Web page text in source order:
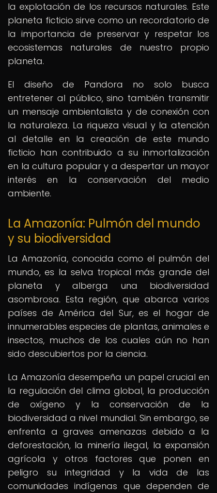
la explotación de los recursos naturales. Este
planeta ficticio sirve como un recordatorio de
la importancia de preservar y respetar los
ecosistemas naturales de nuestro propio
planeta.
El diseño de Pandora no solo busca
entretener al público, sino también transmitir
un mensaje ambientalista y de conexión con
la naturaleza. La riqueza visual y la atención
al detalle en la creación de este mundo
ficticio han contribuido a su inmortalización
en la cultura popular y a despertar un mayor
interés en la conservación del medio
ambiente.
La Amazonía: Pulmón del mundo
y su biodiversidad
La Amazonía, conocida como el pulmón del
mundo, es la selva tropical más grande del
planeta y alberga una biodiversidad
asombrosa. Esta región, que abarca varios
países de América del Sur, es el hogar de
innumerables especies de plantas, animales e
insectos, muchos de los cuales aún no han
sido descubiertos por la ciencia.
La Amazonía desempeña un papel crucial en
la regulación del clima global, la producción
de oxígeno y la conservación de la
biodiversidad a nivel mundial. Sin embargo, se
enfrenta a graves amenazas debido a la
deforestación, la minería ilegal, la expansión
agrícola y otros factores que ponen en
peligro su integridad y la vida de las
comunidades indígenas que dependen de